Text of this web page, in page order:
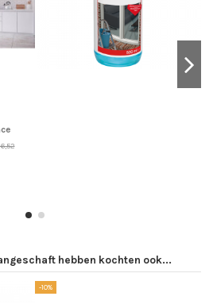
hebben kochten ook...
-10%